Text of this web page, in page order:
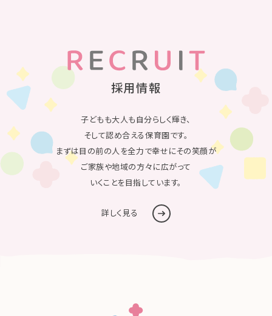
採用情報
子どもも大人も自分らしく輝き、
そして認め合える保育園です。
まずは目の前の人を全力で幸せにその笑顔が
ご家族や地域の方々に広がって
いくことを目指しています。
詳しく見る